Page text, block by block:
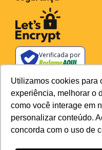
Utilizamos cookies para
experiência, melhorar o
como você interage em
personalizar conteúdo.
concorda com o uso de
Verificada por
Todos os preços e condições
no site e não se aplicam a
previstos no site prevalecem
de comunicação e sites de
condições no site, o valor
Plataforma